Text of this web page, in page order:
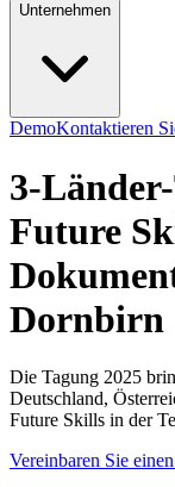
Unternehmen
DemoKontaktieren
3-
Future
Dornbirn
Die Tagung 2025
Deutschland,
Future Skills in der
Vereinbaren Sie